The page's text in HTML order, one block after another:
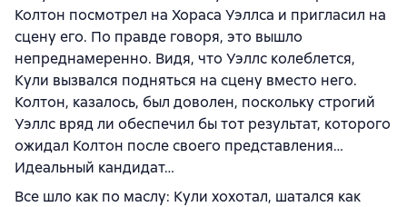
Колтон посмотрел на Хораса Уэллса и пригласил на
сцену его. По правде говоря, это вышло
непреднамеренно. Видя, что Уэллс колеблется,
Кули вызвался подняться на сцену вместо него.
Колтон, казалось, был доволен, поскольку строгий
Уэллс вряд ли обеспечил бы тот результат, которого
ожидал Колтон после своего представления…
Идеальный кандидат…
Все шло как по маслу: Кули хохотал, шатался как